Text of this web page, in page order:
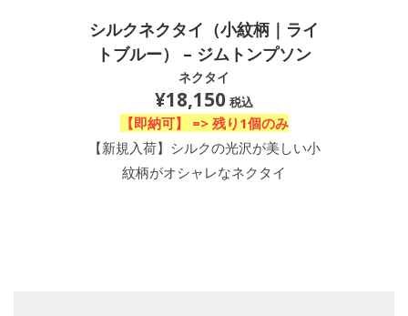
シルクネクタイ（小紋柄｜ライ
トブルー） – ジムトンプソン
ネクタイ
¥18,150 税込
【即納可】 => 残り1個のみ
【新規入荷】シルクの光沢が美しい小
紋柄がオシャレなネクタイ